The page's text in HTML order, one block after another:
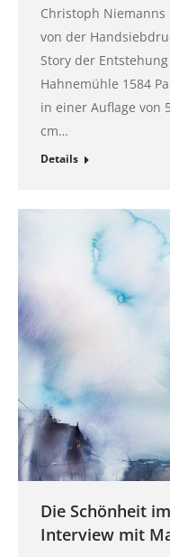
Christoph Niemanns
von der
Story der
Hahnemühle 1584
in einer Auflage von
cm…
Details
Die Schönheit
Interview mit